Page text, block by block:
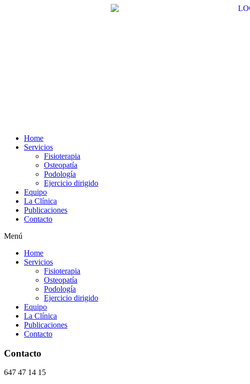
Home
Servicios
Fisioterapia
Osteopatía
Podología
Ejercicio dirigido
Equipo
La Clínica
Publicaciones
Contacto
Menú
Home
Servicios
Fisioterapia
Osteopatía
Podología
Ejercicio dirigido
Equipo
La Clínica
Publicaciones
Contacto
Contacto
647 47 14 15